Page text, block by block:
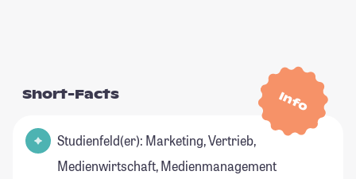
Info
Short-Facts
Studienfeld(er): Marketing, Vertrieb,
Medienwirtschaft, Medienmanagement